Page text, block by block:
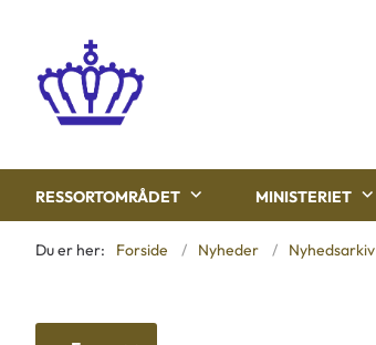
RESSORTOMRÅDET MINISTERIET
Du er her: Forside Nyheder Nyhedsarkiv